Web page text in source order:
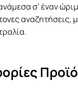
σ’ έναν
αναζητήσεις,